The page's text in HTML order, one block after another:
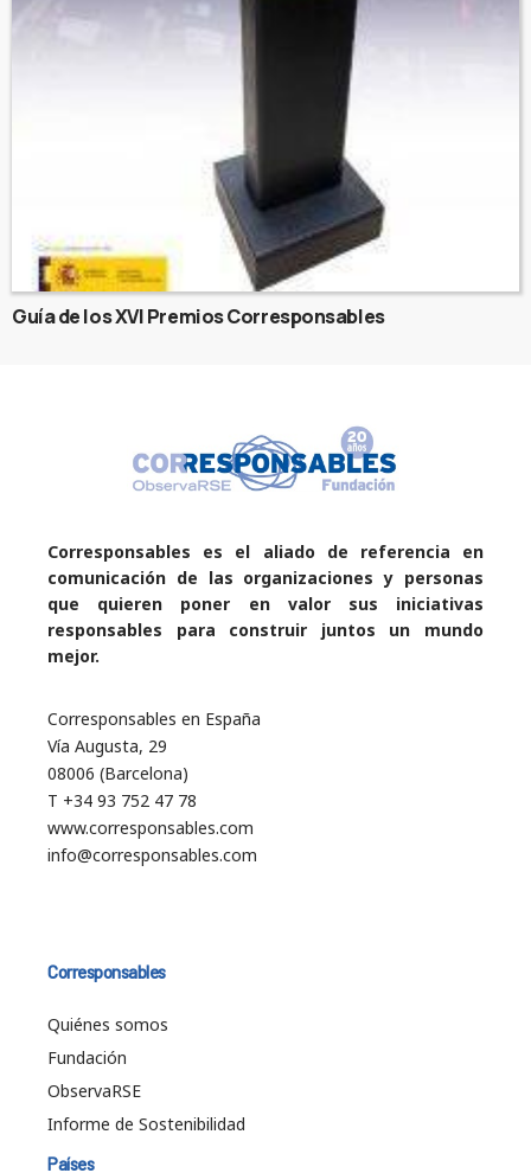
Guía de los XVI Premios Corresponsables
Corresponsables es el aliado de referencia en
comunicación de las organizaciones y personas
que quieren poner en valor sus iniciativas
responsables para construir juntos un mundo
mejor.
Corresponsables en España
Vía Augusta, 29
08006 (Barcelona)
T +34 93 752 47 78
www.corresponsables.com
info@corresponsables.com
Corresponsables
Quiénes somos
Fundación
ObservaRSE
Informe de Sostenibilidad
Países